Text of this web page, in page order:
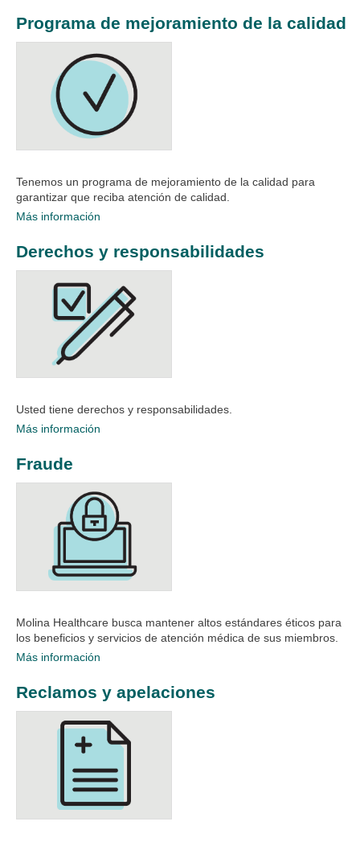
Programa de mejoramiento de la calidad
Tenemos un programa de mejoramiento de la calidad para
garantizar que reciba atención de calidad.
Más información
Derechos y responsabilidades
Usted tiene derechos y responsabilidades.
Más información
Fraude
Molina Healthcare busca mantener altos estándares éticos para
los beneficios y servicios de atención médica de sus miembros.
Más información
Reclamos y apelaciones